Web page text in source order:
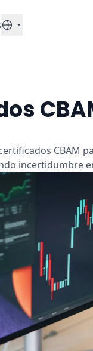
Español
CBAM
incertidumbre